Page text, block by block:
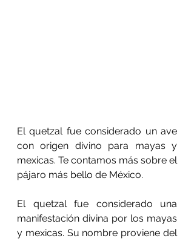
El quetzal fue considerado un ave
con origen divino para mayas y
mexicas. Te contamos más sobre el
pájaro más bello de México.
El quetzal fue considerado una
manifestación divina por los mayas
y mexicas. Su nombre proviene del